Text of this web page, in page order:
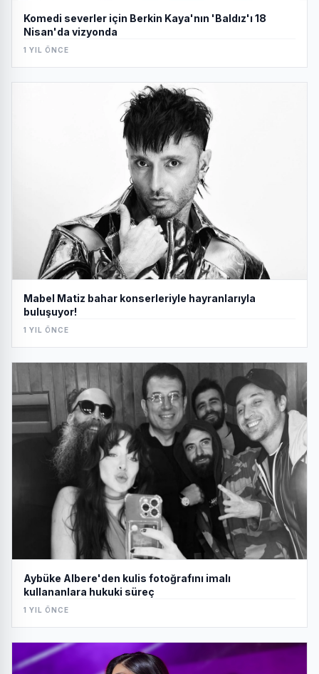
Komedi severler için Berkin Kaya'nın 'Baldız'ı 18
Nisan'da vizyonda
1 YIL ÖNCE
Mabel Matiz bahar konserleriyle hayranlarıyla
buluşuyor!
1 YIL ÖNCE
Aybüke Albere'den kulis fotoğrafını imalı
kullananlara hukuki süreç
1 YIL ÖNCE